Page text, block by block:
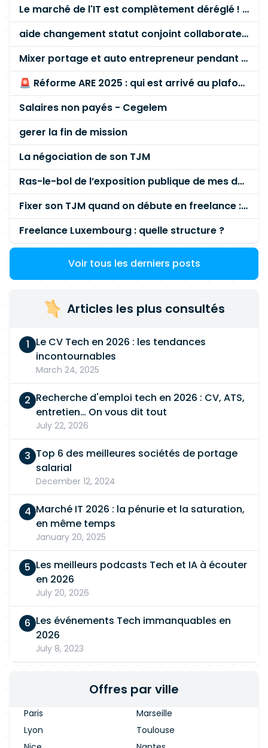
Le marché de l'IT est complètement déréglé ! STOP à cette mascarade ! Il faut s'unir et résister !
aide changement statut conjoint collaborateur
Mixer portage et auto entrepreneur pendant des années - quel risque ?
🚨 Réforme ARE 2025 : qui est arrivé au plafond des 60 % en gardant son entreprise ?
Salaires non payés - Cegelem
gerer la fin de mission
La négociation de son TJM
Ras-le-bol de l’exposition publique de mes données personnelles liées à mon entreprise
Fixer son TJM quand on débute en freelance : la méthode mathématique (et pas au feeling) 🛑
Freelance Luxembourg : quelle structure ?
Voir tous les derniers posts
Articles les plus consultés
Le CV Tech en 2026 : les tendances
incontournables
March 24, 2025
Recherche d'emploi tech en 2026 : CV, ATS,
entretien… On vous dit tout
July 22, 2026
Top 6 des meilleures sociétés de portage
salarial
December 12, 2024
Marché IT 2026 : la pénurie et la saturation,
en même temps
January 20, 2025
Les meilleurs podcasts Tech et IA à écouter
en 2026
July 20, 2026
Les événements Tech immanquables en
2026
July 8, 2023
Offres par ville
Paris
Marseille
Lyon
Toulouse